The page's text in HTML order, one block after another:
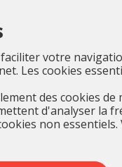
votre
Les cookies
des cookies
d'analyser la
non